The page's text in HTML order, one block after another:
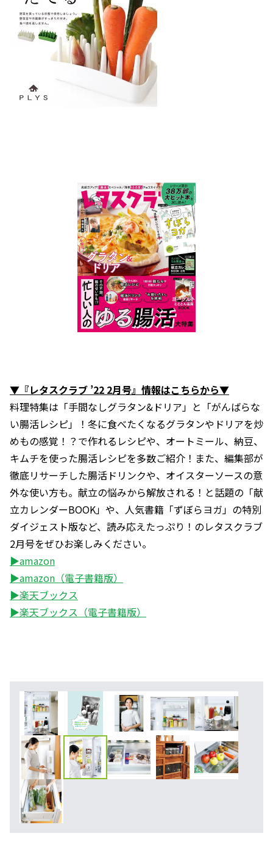
▼『レタスクラブ ’22 2月号』情報はこちらから▼
料理特集は「手間なしグラタン&ドリア」と「がんばらな
い腸活レシピ」！冬に食べたくなるグラタンやドリアを炒
めもの感覚！？で作れるレシピや、オートミール、納豆、
キムチを使った腸活レシピを多数ご紹介！また、編集部が
徹底リサーチした腸活ドリンクや、オイスターソースの意
外な使い方も。献立の悩みから解放される！と話題の「献
立カレンダーBOOK」や、人気書籍「ずぼらヨガ」の特別
ダイジェスト版など、読み応えたっぷり！のレタスクラブ
2月号をぜひお楽しみください。
▶amazon
▶amazon（電子書籍版）
▶楽天ブックス
▶楽天ブックス（電子書籍版）